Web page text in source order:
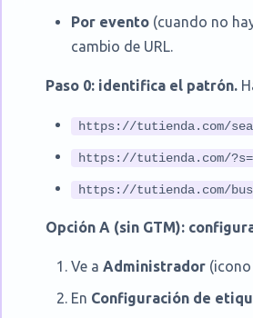
Por evento (cuando no
cambio de URL.
Paso 0: identifica el patrón.
https://tutienda.com/
https://tutienda.com/
https://tutienda.com/
Opción A (sin GTM):
Ve a Administrador
En Configuración de